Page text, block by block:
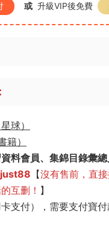
或 升級VIP後免費
球）
籍）
料會員、集錦目錄彙
【沒有售前，直
互删！ 】
支付），需要支付寶